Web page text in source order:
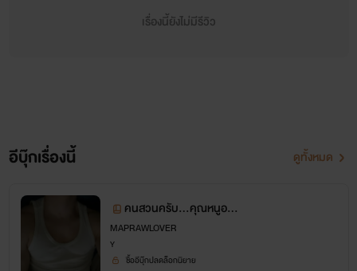
เรื่องนี้ยังไม่มีรีวิว
อีบุ๊กเรื่องนี้ ดูทั้งหมด
คนสวนครับ...คุณหนูอยา
กโดนรดน้ำ
MAPRAWLOVER
Y
ซื้ออีบุ๊กปลดล็อกนิยาย